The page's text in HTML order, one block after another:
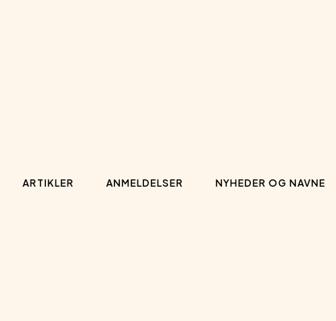
ARTIKLER ANMELDELSER NYHEDER OG NAVNE